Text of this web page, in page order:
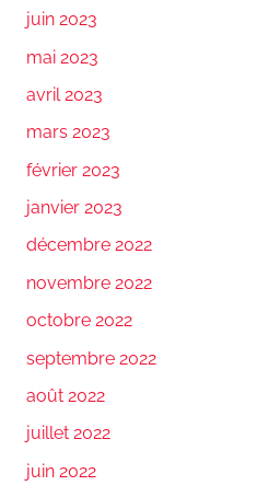
juin 2023
mai 2023
avril 2023
mars 2023
février 2023
janvier 2023
décembre 2022
novembre 2022
octobre 2022
septembre 2022
août 2022
juillet 2022
juin 2022